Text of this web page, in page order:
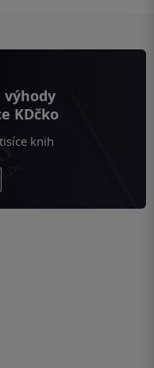
výhody
KDčko
knih